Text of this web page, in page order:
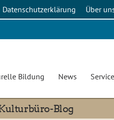
Über
Datenschutzerklärung
Bildung News Service
Blog